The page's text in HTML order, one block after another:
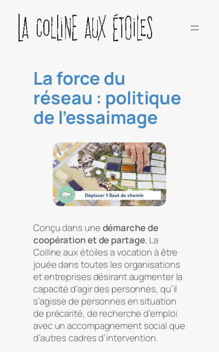
contenu
La force du
réseau : politique
de l’essaimage
Conçu dans unedémarche de
coopération et de partage, La
Colline aux étoilesa vocation à être
jouée dans toutes les organisations
et entreprises désirant augmenter la
capacité d’agir des personnes, qu’il
s’agisse de personnes en situation
de précarité, de recherche d’emploi
avec un accompagnement social que
d’autres cadres d’intervention.